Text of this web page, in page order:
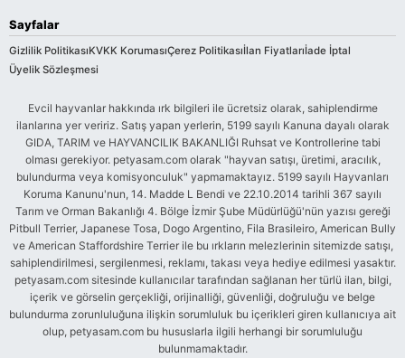
Sayfalar
Gizlilik PolitikasıKVKK KorumasıÇerez Politikasıİlan Fiyatlarıİade İptal
Üyelik Sözleşmesi
Evcil hayvanlar hakkında ırk bilgileri ile ücretsiz olarak, sahiplendirme
ilanlarına yer veririz. Satış yapan yerlerin, 5199 sayılı Kanuna dayalı olarak
GIDA, TARIM ve HAYVANCILIK BAKANLIĞI Ruhsat ve Kontrollerine tabi
olması gerekiyor. petyasam.com olarak "hayvan satışı, üretimi, aracılık,
bulundurma veya komisyonculuk" yapmamaktayız. 5199 sayılı Hayvanları
Koruma Kanunu'nun, 14. Madde L Bendi ve 22.10.2014 tarihli 367 sayılı
Tarım ve Orman Bakanlığı 4. Bölge İzmir Şube Müdürlüğü'nün yazısı gereği
Pitbull Terrier, Japanese Tosa, Dogo Argentino, Fila Brasileiro, American Bully
ve American Staffordshire Terrier ile bu ırkların melezlerinin sitemizde satışı,
sahiplendirilmesi, sergilenmesi, reklamı, takası veya hediye edilmesi yasaktır.
petyasam.com sitesinde kullanıcılar tarafından sağlanan her türlü ilan, bilgi,
içerik ve görselin gerçekliği, orijinalliği, güvenliği, doğruluğu ve belge
bulundurma zorunluluğuna ilişkin sorumluluk bu içerikleri giren kullanıcıya ait
olup, petyasam.com bu hususlarla ilgili herhangi bir sorumluluğu
bulunmamaktadır.